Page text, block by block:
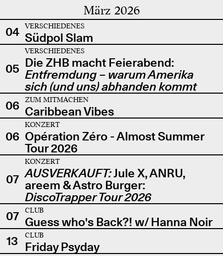
März 2026
04 VERSCHIEDENES
Südpol Slam
05
VERSCHIEDENES
Die ZHB macht Feierabend:
Entfremdung – warum Amerika
sich (und uns) abhanden kommt
06
ZUM MITMACHEN
Caribbean Vibes
06
KONZERT
Opération Zéro - Almost Summer
Tour 2026
07
KONZERT
AUSVERKAUFT:Jule X, ANRU,
areem & Astro Burger:
DiscoTrapper Tour 2026
07
CLUB
Guess who's Back?! w/ Hanna Noir
13
CLUB
Friday Psyday